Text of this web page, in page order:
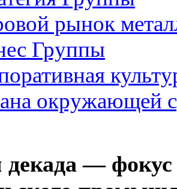
рынок
Группы
окружающей
— фокус